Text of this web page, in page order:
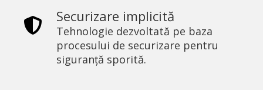
Securizare implicită
Tehnologie dezvoltată pe baza
procesului de securizare pentru
siguranță sporită.